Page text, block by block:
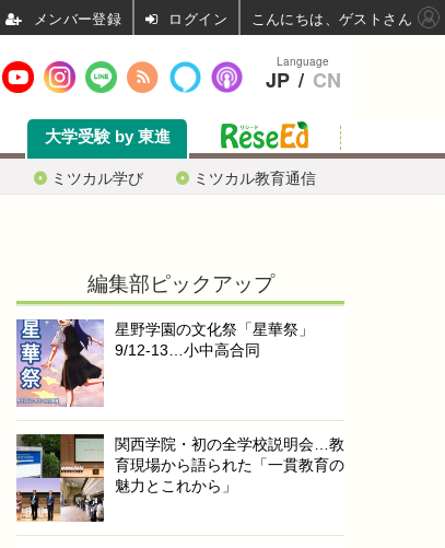
ミツカル学び ミツカル教育通信
大学受験 by 東進
編集部ピックアップ
星野学園の文化祭「星華祭」
9/12-13…小中高合同
関西学院・初の全学校説明会…教
育現場から語られた「一貫教育の
魅力とこれから」
Language
JP / CN
ログイン こんにちは、ゲストさん